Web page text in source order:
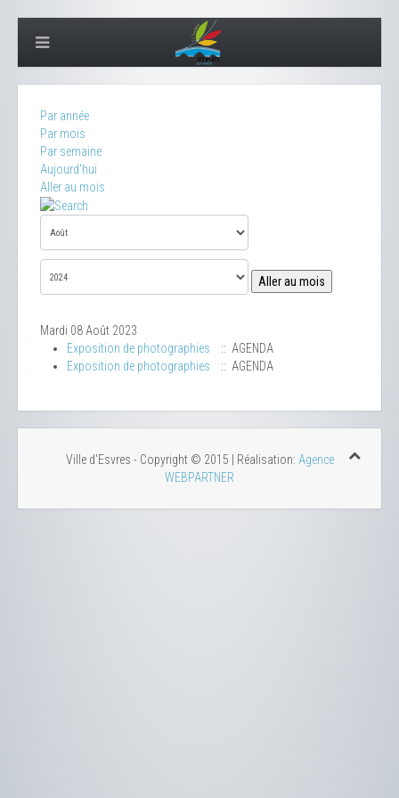
Par année
Par mois
Par semaine
Aujourd'hui
Aller au mois
Aller au mois
Mardi 08 Août 2023
Exposition de photographies
:: AGENDA
Exposition de photographies
:: AGENDA
Ville d'Esvres - Copyright © 2015 | Réalisation: Agence
WEBPARTNER